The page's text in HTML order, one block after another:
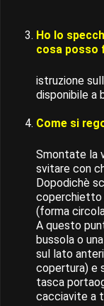
Ho lo
cosa posso
istruzione
disponibile a
Come si
Smontate la
svitare con
Dopodichè
coperchietto
(forma
A questo
bussola o
sul lato
copertura) e
tasca
cacciavite a